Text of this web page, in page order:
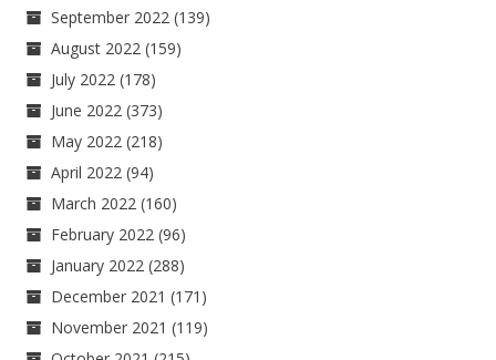
September 2022 (139)
August 2022 (159)
July 2022 (178)
June 2022 (373)
May 2022 (218)
April 2022 (94)
March 2022 (160)
February 2022 (96)
January 2022 (288)
December 2021 (171)
November 2021 (119)